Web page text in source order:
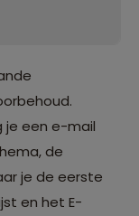
je een e-mail
de
je de eerste
en het E-